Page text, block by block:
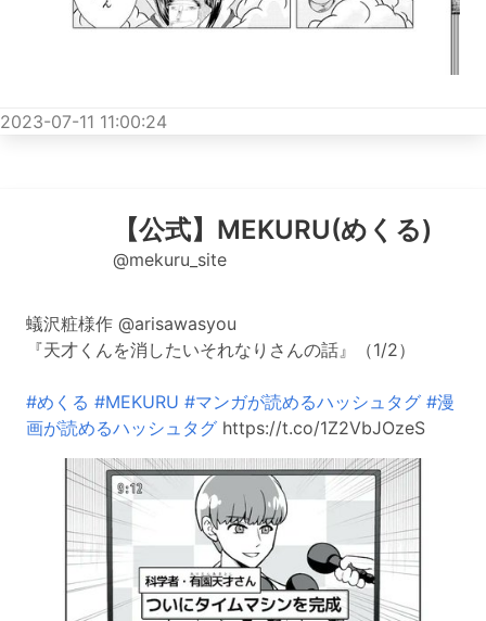
2023-07-11 11:00:24
【公式】MEKURU(めくる)
@mekuru_site
蟻沢粧様作 @arisawasyou
『天才くんを消したいそれなりさんの話』（1/2）
#めくる #MEKURU #マンガが読めるハッシュタグ #漫
画が読めるハッシュタグ https://t.co/1Z2VbJOzeS